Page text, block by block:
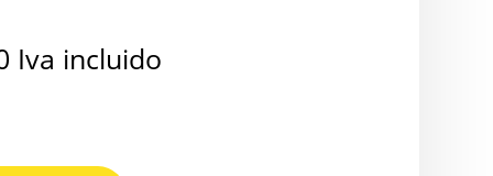
Iva incluido